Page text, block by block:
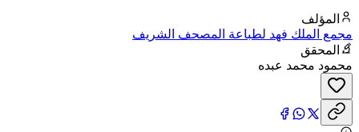
المؤلف
مجمع الملك فهد لطباعة المصحف الشريف
المحقق
محمود محمد عبده